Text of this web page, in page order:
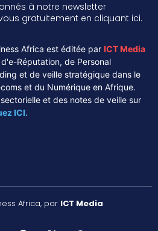
à notre newsletter
gratuitement en cliquant ici.
Africa est éditée par ICT Media
Réputation, de Personal
et de veille stratégique dans le
et du Numérique en Afrique.
et des notes de veille sur
ICI.
Africa, par ICT Media